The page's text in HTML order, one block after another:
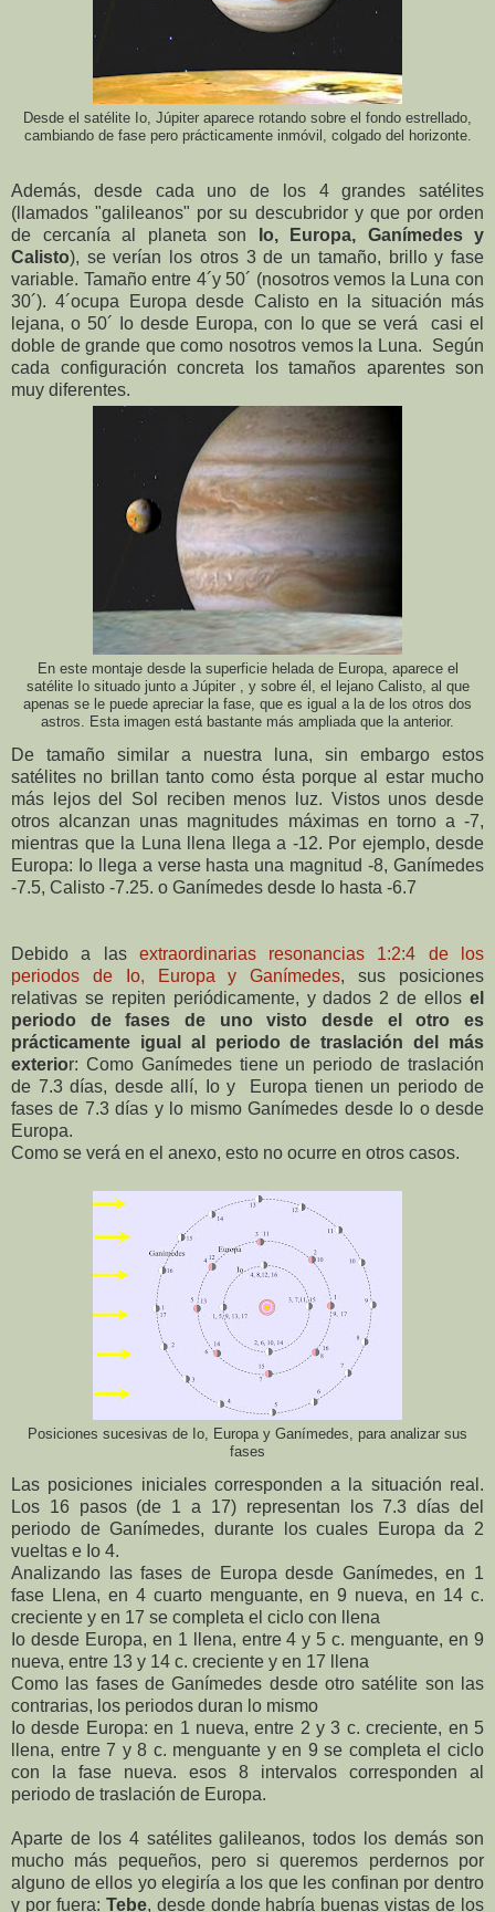
Desde el satélite Io, Júpiter aparece rotando sobre el fondo estrellado,
cambiando de fase pero prácticamente inmóvil, colgado del horizonte.
Además, desde cada uno de los 4 grandes satélites
(llamados "galileanos" por su descubridor y que por orden
de cercanía al planeta son
Io, Europa, Ganímedes y
Calisto), se verían los otros 3 de un tamaño, brillo y fase
variable. Tamaño entre 4´y 50´ (nosotros vemos la Luna con
30´). 4´ocupa Europa desde Calisto en la situación más
lejana, o 50´ Io desde Europa, con lo que se verá casi el
doble de grande que como nosotros vemos la Luna. Según
cada configuración concreta los tamaños aparentes son
muy diferentes.
En este montaje desde la superficie helada de Europa, aparece el
satélite Io situado junto a Júpiter , y sobre él, el lejano Calisto, al que
apenas se le puede apreciar la fase, que es igual a la de los otros dos
astros. Esta imagen está bastante más ampliada que la anterior.
De tamaño similar a nuestra luna, sin embargo estos
satélites no brillan tanto como ésta porque al estar mucho
más lejos del Sol reciben menos luz. Vistos unos desde
otros alcanzan unas magnitudes máximas en torno a -7,
mientras que la Luna llena llega a -12. Por ejemplo, desde
Europa: Io llega a verse hasta una magnitud -8, Ganímedes
-7.5, Calisto -7.25. o Ganímedes desde Io hasta -6.7
Debido a lasextraordinarias resonancias 1:2:4 de los
periodos de Io, Europa y Ganímedes, sus posiciones
relativas se repiten periódicamente, y dados 2 de ellosel
periodo de fases de uno visto desde el otro es
prácticamente igual al periodo de traslación del más
exterior: Como Ganímedes tiene un periodo de traslación
de 7.3 días, desde allí, Io y Europa tienen un periodo de
fases de 7.3 días y lo mismo Ganímedes desde Io o desde
Europa.
Como se verá en el anexo, esto no ocurre en otros casos.
Posiciones sucesivas de Io, Europa y Ganímedes, para analizar sus
fases
Las posiciones iniciales corresponden a la situación real.
Los 16 pasos (de 1 a 17) representan los 7.3 días del
periodo de Ganímedes, durante los cuales Europa da 2
vueltas e Io 4.
Analizando las fases de Europa desde Ganímedes, en 1
fase Llena, en 4 cuarto menguante, en 9 nueva, en 14 c.
creciente y en 17 se completa el ciclo con llena
Io desde Europa, en 1 llena, entre 4 y 5 c. menguante, en 9
nueva, entre 13 y 14 c. creciente y en 17 llena
Como las fases de Ganímedes desde otro satélite son las
contrarias, los periodos duran lo mismo
Io desde Europa: en 1 nueva, entre 2 y 3 c. creciente, en 5
llena, entre 7 y 8 c. menguante y en 9 se completa el ciclo
con la fase nueva. esos 8 intervalos corresponden al
periodo de traslación de Europa.
Aparte de los 4 satélites galileanos, todos los demás son
mucho más pequeños, pero si queremos perdernos por
alguno de ellos yo elegiría a los que les confinan por dentro
y por fuera: Tebe, desde donde habría buenas vistas de los